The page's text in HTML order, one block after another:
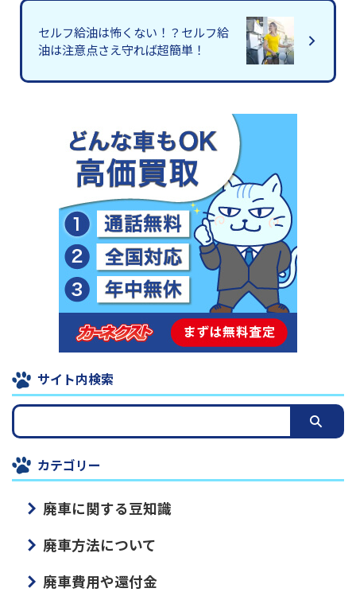
セルフ給油は怖くない！？セルフ給
油は注意点さえ守れば超簡単！
サイト内検索
カテゴリー
廃車に関する豆知識
廃車方法について
廃車費用や還付金